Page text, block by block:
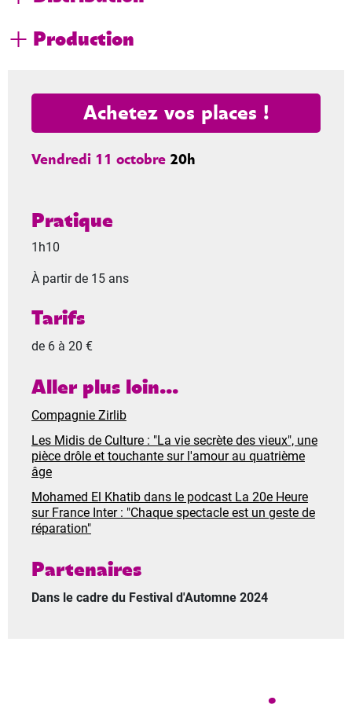
Production
Achetez vos places !
Vendredi 11 octobre 20h
Pratique
1h10
À partir de 15 ans
Tarifs
de 6 à 20 €
Aller plus loin...
Compagnie Zirlib
Les Midis de Culture : "La vie secrète des vieux", une
pièce drôle et touchante sur l'amour au quatrième
âge
Mohamed El Khatib dans le podcast La 20e Heure
sur France Inter : "Chaque spectacle est un geste de
réparation"
Partenaires
Dans le cadre du Festival d'Automne 2024